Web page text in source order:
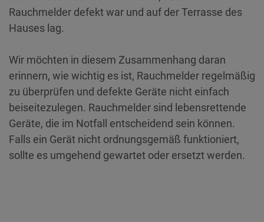
Rauchmelder defekt war und auf der Terrasse des
Hauses lag.
Wir möchten in diesem Zusammenhang daran
erinnern, wie wichtig es ist, Rauchmelder regelmäßig
zu überprüfen und defekte Geräte nicht einfach
beiseitezulegen. Rauchmelder sind lebensrettende
Geräte, die im Notfall entscheidend sein können.
Falls ein Gerät nicht ordnungsgemäß funktioniert,
sollte es umgehend gewartet oder ersetzt werden.